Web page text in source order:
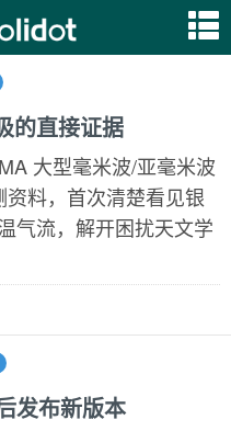
的直接证据
大型毫米波/亚毫米波
料，首次清楚看见银
气流，解开困扰天文学
发布新版本